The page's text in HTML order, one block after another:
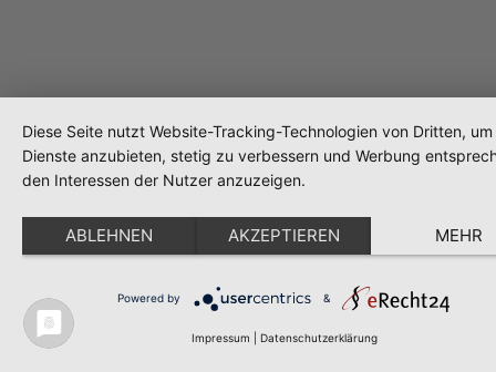
Diese Seite nutzt Website-Tracking-Technologien von Dritten, um
Dienste anzubieten, stetig zu verbessern und Werbung
den Interessen der Nutzer anzuzeigen.
ABLEHNEN AKZEPTIEREN MEHR
Powered by &
Impressum Datenschutzerklärung